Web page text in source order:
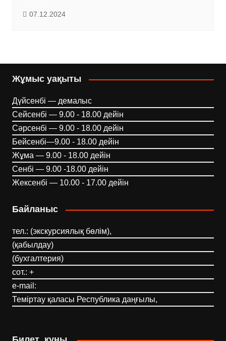
07.12.2024
Жұмыс уақыты
Дүйсенбі — демалыс
Сейсенбі — 9.00 - 18.00 дейін
Сәрсенбі — 9.00 - 18.00 дейін
Бейсенбі—9.00 - 18.00 дейін
Жұма — 9.00 - 18.00 дейін
Сенбі — 9.00 -18.00 дейін
Жексенбі — 10.00 - 17.00 дейін
Байланыс
тел.: (экскурсиялық бөлім),
(қабылдау)
(бухгалтерия)
сот.: +
e-mail:
Теміртау қаласы Республика даңғылы,